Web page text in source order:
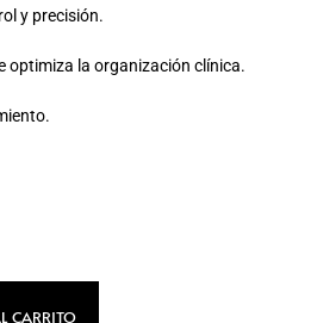
y precisión.
optimiza la organización clínica.
CARRITO